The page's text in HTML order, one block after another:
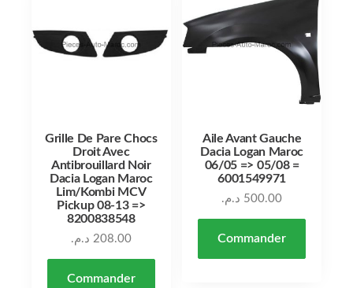
Grille De Pare Chocs
Droit Avec
Antibrouillard Noir
Dacia Logan Maroc
Lim/Kombi MCV
Pickup 08-13 =>
8200838548
208.00 د.م.
Commander
Aile Avant Gauche
Dacia Logan Maroc
06/05 => 05/08 =
6001549971
500.00 د.م.
Commander